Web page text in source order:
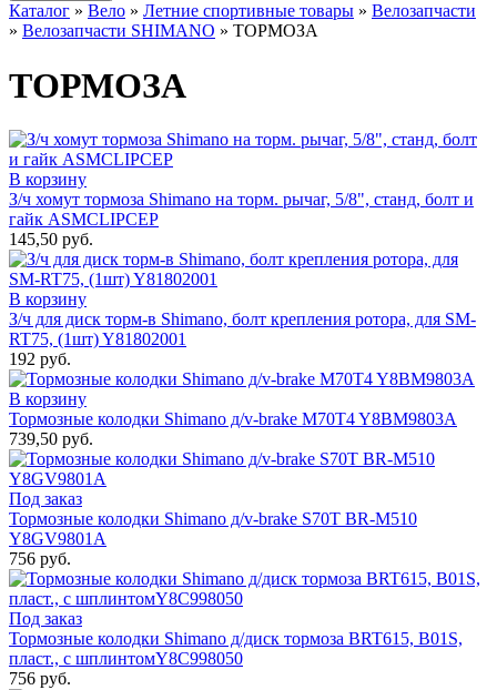
Каталог » Вело » Летние спортивные товары » Велозапчасти
» Велозапчасти SHIMANO » ТОРМОЗА
ТОРМОЗА
В корзину
З/ч хомут тормоза Shimano на торм. рычаг, 5/8", станд, болт и
гайк ASMCLIPCEP
145,50 руб.
В корзину
З/ч для диск торм-в Shimano, болт крепления ротора, для SM-
RT75, (1шт) Y81802001
192 руб.
В корзину
Тормозные колодки Shimano д/v-brake М70T4 Y8BM9803A
739,50 руб.
Под заказ
Тормозные колодки Shimano д/v-brake S70T BR-M510
Y8GV9801A
756 руб.
Под заказ
Тормозные колодки Shimano д/диск тормоза BRT615, B01S,
пласт., c шплинтомY8C998050
756 руб.